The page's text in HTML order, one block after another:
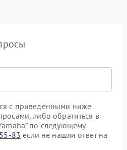
с приведенными ниже
либо обратиться в
по следующему
83 если не нашли ответ на